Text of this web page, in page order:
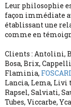
Leur philosophie
façon immédiate
établissant une
comme en
Clients : Antolini,
Bosa, Brix,
Flaminia,
Lancia, Lema, Livi
Rapsel, Salviati,
Tubes, Viccarbe,